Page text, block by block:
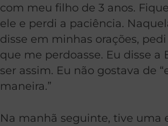
com meu filho de 3 anos.
ele e perdi a paciência.
disse em minhas orações,
que me perdoasse. Eu disse a
ser assim. Eu não gostava de
maneira.”
Na manhã seguinte, tive uma